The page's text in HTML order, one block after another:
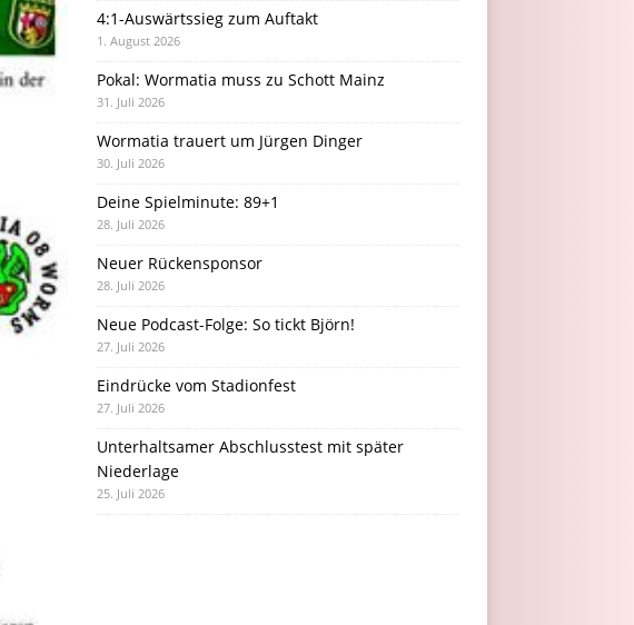
4:1-Auswärtssieg zum Auftakt
1. August 2026
Pokal: Wormatia muss zu Schott Mainz
31. Juli 2026
Wormatia trauert um Jürgen Dinger
30. Juli 2026
Deine Spielminute: 89+1
28. Juli 2026
Neuer Rückensponsor
28. Juli 2026
Neue Podcast-Folge: So tickt Björn!
27. Juli 2026
Eindrücke vom Stadionfest
27. Juli 2026
Unterhaltsamer Abschlusstest mit später
Niederlage
25. Juli 2026